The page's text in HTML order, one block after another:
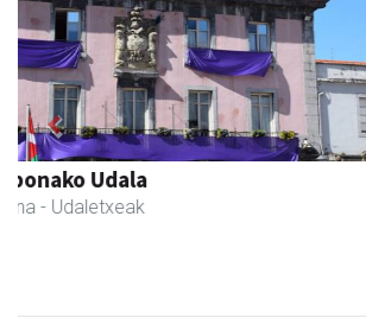
Akam espazioa
Amasa-Villabona
Previous